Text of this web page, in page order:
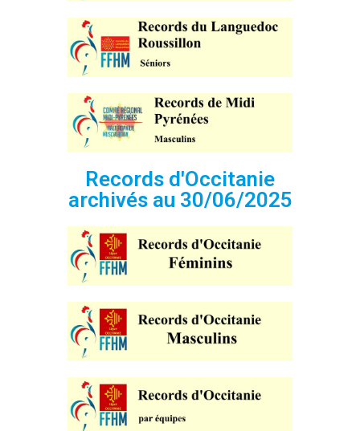
Records d'Occitanie
archivés au 30/06/2025